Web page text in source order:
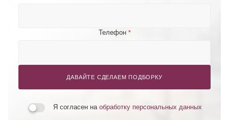
Телефон *
ДАВАЙТЕ СДЕЛАЕМ ПОДБОРКУ
Я согласен на обработку персональных данных